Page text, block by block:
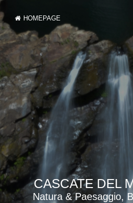
HOMEPAGE
CASCATE DEL
Natura & Paesaggio,